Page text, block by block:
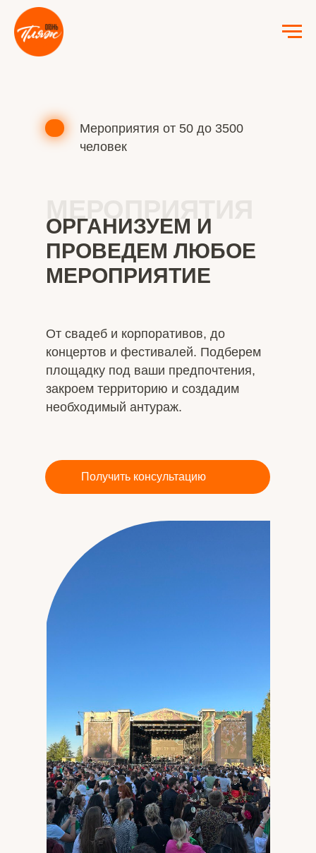
ОРГАНИЗУЕМ И
ПРОВЕДЕМ ЛЮБОЕ
МЕРОПРИЯТИЕ
От свадеб и корпоративов, до
концертов и фестивалей. Подберем
площадку под ваши предпочтения,
закроем территорию и создадим
необходимый антураж.
Мероприятия от 50 до 3500
человек
Получить консультацию